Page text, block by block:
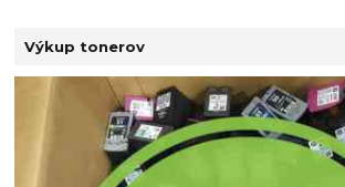
Výkup tonerov